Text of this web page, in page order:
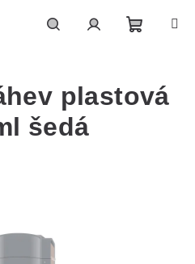
košík
plastová
šedá